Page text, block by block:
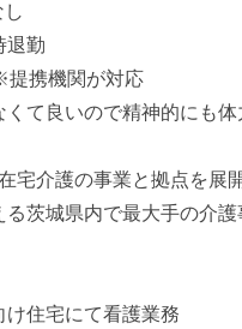
退勤
携機関が対応
くて良いので精神的にも
宅介護の事業と拠点を展
る茨城県内で最大手の介
住宅にて看護業務